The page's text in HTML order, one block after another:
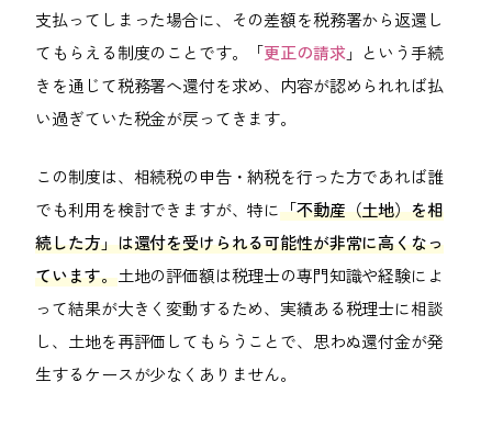
支払ってしまった場合に、その差額を税務署から返還し
てもらえる制度のことです。「更正の請求」という手続
きを通じて税務署へ還付を求め、内容が認められれば払
い過ぎていた税金が戻ってきます。
この制度は、相続税の申告・納税を行った方であれば誰
でも利用を検討できますが、特に「不動産（土地）を相
続した方」は還付を受けられる可能性が非常に高くなっ
ています。土地の評価額は税理士の専門知識や経験によ
って結果が大きく変動するため、実績ある税理士に相談
し、土地を再評価してもらうことで、思わぬ還付金が発
生するケースが少なくありません。